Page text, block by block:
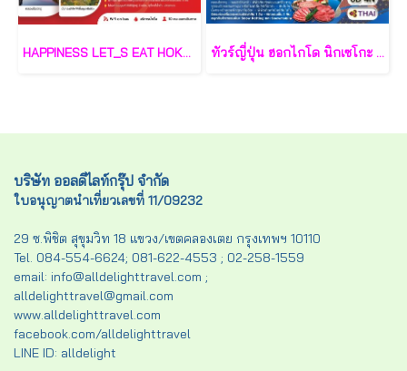
HAPPINESS LET_S EAT HOKKAIDO AUTUMN IN MYHEART 6 วัน 4 คืน - TG ทัวร์ญี่ปุ่น ฮอกไกโด นิกเซโกะ สกีรีสอร์ท 6 วัน - TG
บริษัท ออลดีไลท์กรุ๊ป จำกัด
ใบอนุญาตนำเที่ยวเลขที่ 11/09232
29 ซ.พิชิต สุขุมวิท 18 แขวง/เขตคลองเตย กรุงเทพฯ 10110
Tel. 084-554-6624; 081-622-4553 ; 02-258-1559
email: info@alldelighttravel.com ;
alldelighttravel@gmail.com
www.alldelighttravel.com
facebook.com/alldelighttravel
LINE ID: alldelight